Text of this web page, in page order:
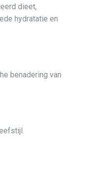
dieet,
hydratatie en
benadering van